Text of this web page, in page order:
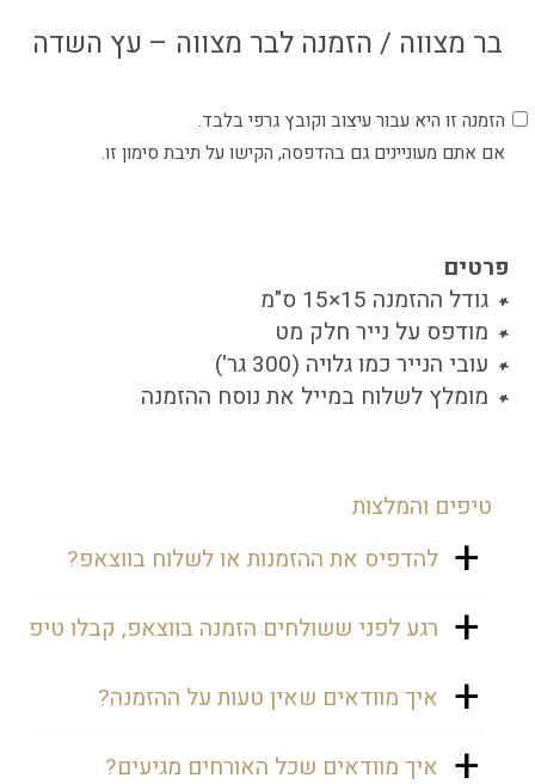
בר מצווה / הזמנה לבר מצווה – עץ השדה
הזמנה זו היא עבור עיצוב וקובץ גרפי בלבד.
אם אתם מעוניינים גם בהדפסה, הקישו על תיבת סימון זו.
פרטים
גודל ההזמנה 15×15 ס"מ
מודפס על נייר חלק מט
עובי הנייר כמו גלויה (300 גר')
מומלץ לשלוח במייל את נוסח ההזמנה
טיפים והמלצות
להדפיס את ההזמנות או לשלוח בווצאפ?
נכון שנהוג לשלוח את ההזמנות בווצאפ,
אבל יש אנשים שעשויים להיעלב. אולי
ישכחו. זו הסיבה שרצוי גם להדפיס
המקרר ואף אחד לא ישכח חלילה. אהה...
רגע לפני ששולחים הזמנה בווצאפ, קבלו טיפ
נכון ששליחה בווצאפ חוסכת כאבי ראש,
אבל זה פחות אישי, ולכן מומלץ לשלוח
יקבל תשומת לב אישית. עוד משהו,
איך מוודאים שאין טעות על ההזמנה?
רגע לפני ששולחים אלינו את פרטי
איך מוודאים שכל האורחים מגיעים?